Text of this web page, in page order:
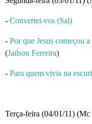
- Convertei-vos (Sal)
- Por que Jesus começou
(Jailson Ferreira)
- Para quem vivia na
Terça-feira (04/01/11)